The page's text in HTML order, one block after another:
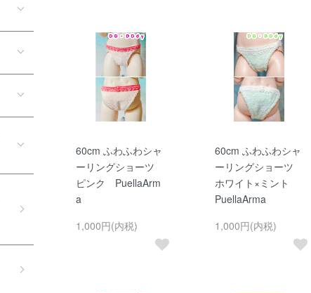
60cm ふわふわシャ
ーリングショーツ
ピンク PuellaArm
a
1,000円(内税)
60cm ふわふわシャ
ーリングショーツ
ホワイト×ミント
PuellaArma
1,000円(内税)